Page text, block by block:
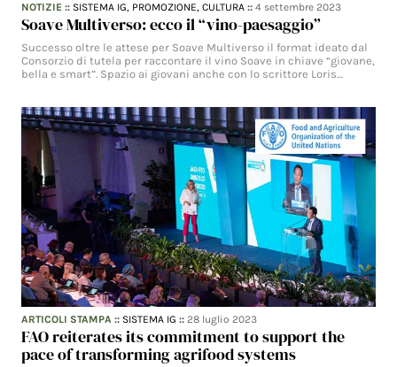
NOTIZIE :: SISTEMA IG, PROMOZIONE,CULTURA ::4 settembre 2023
Soave Multiverso: ecco il “vino-paesaggio”
Successo oltre le attese per Soave Multiverso il format ideato dal
Consorzio di tutela per raccontare il vino Soave in chiave “giovane,
bella e smart”. Spazio ai giovani anche con lo scrittore Loris…
ARTICOLI STAMPA :: SISTEMA IG ::28 luglio 2023
FAO reiterates its commitment to support the
pace of transforming agrifood systems